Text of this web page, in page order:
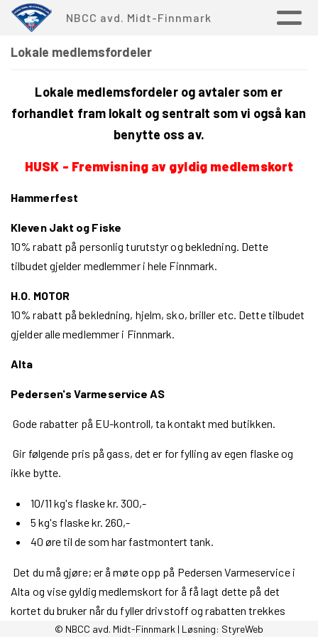
NBCC avd. Midt-Finnmark
Lokale medlemsfordeler
Lokale medlemsfordeler og avtaler som er
forhandlet fram lokalt og sentralt som vi også kan
benytte oss av.
HUSK - Fremvisning av gyldig medlemskort
Hammerfest
Kleven Jakt og Fiske
10% rabatt på personlig turutstyr og bekledning. Dette
tilbudet gjelder medlemmer i hele Finnmark.
H.O. MOTOR
10% rabatt på bekledning, hjelm, sko, briller etc. Dette tilbudet
gjelder alle medlemmer i Finnmark.
Alta
Pedersen's Varmeservice AS
Gode rabatter på EU-kontroll, ta kontakt med butikken.
Gir følgende pris på gass, det er for fylling av egen flaske og
ikke bytte.
10/11 kg's flaske kr. 300,-
5 kg's flaske kr. 260,-
40 øre til de som har fastmontert tank.
Det du må gjøre; er å møte opp på Pedersen Varmeservice i
Alta og vise gyldig medlemskort for å få lagt dette på det
kortet du bruker når du fyller drivstoff og rabatten trekkes
automatisk fra pumpen når du fyller drivstoff.
© NBCC avd. Midt-Finnmark | Løsning: StyreWeb